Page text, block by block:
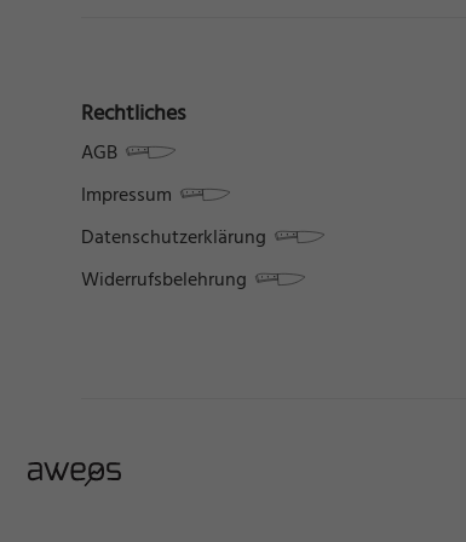
Rechtliches
AGB
Impressum
Datenschutzerklärung
Widerrufsbelehrung